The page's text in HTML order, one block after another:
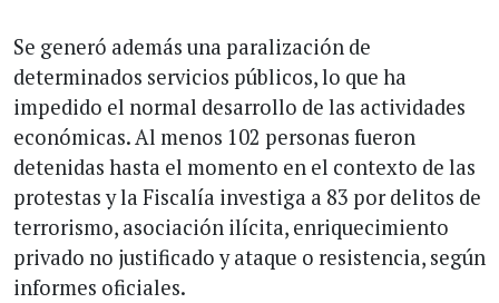
Se generó además una paralización de
determinados servicios públicos, lo que ha
impedido el normal desarrollo de las actividades
económicas. Al menos 102 personas fueron
detenidas hasta el momento en el contexto de las
protestas y la Fiscalía investiga a 83 por delitos de
terrorismo, asociación ilícita, enriquecimiento
privado no justificado y ataque o resistencia, según
informes oficiales.